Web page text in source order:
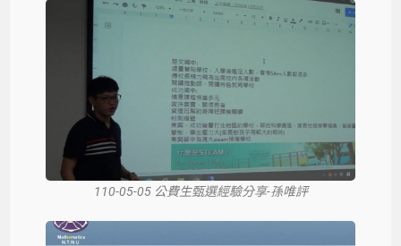
110-05-05 公費生甄選經驗分享-孫唯評